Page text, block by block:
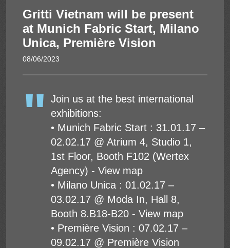
Năng lượng mặt trời
Gritti Vietnam will be present
at Munich Fabric Start, Milano
Unica, Première Vision
08/06/2023
Join us at the best international
exhibitions:
• Munich Fabric Start : 31.01.17 –
02.02.17 @ Atrium 4, Studio 1,
1st Floor, Booth F102 (Wertex
Agency) - View map
• Milano Unica : 01.02.17 –
03.02.17 @ Moda In, Hall 8,
Booth 8.B18-B20 - View map
• Première Vision : 07.02.17 –
09.02.17 @ Première Vision